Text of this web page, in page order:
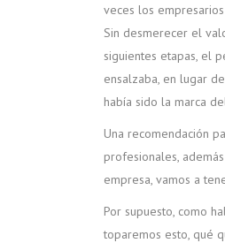
veces los
Sin desmerecer el
siguientes etapas, el
ensalzaba, en lugar
había sido la marca
Una recomendación
profesionales,
empresa, vamos a
Por supuesto, como
toparemos esto, qué